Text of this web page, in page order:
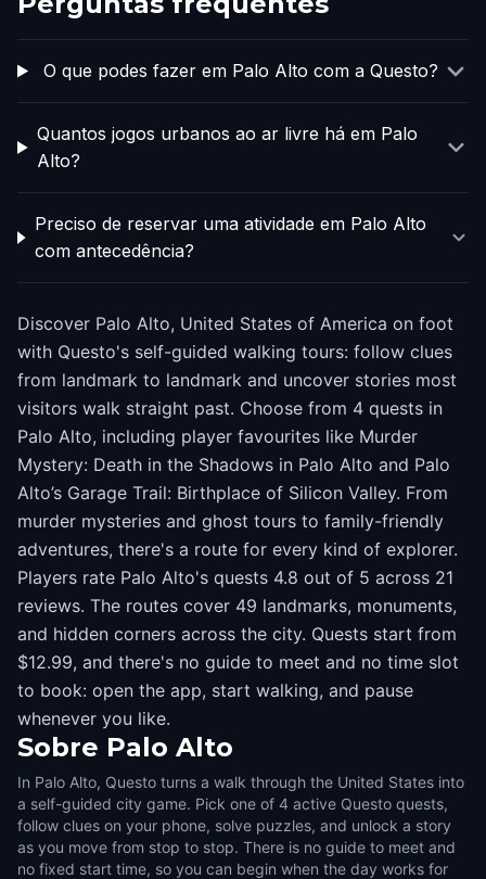
O que podes fazer em Palo Alto com a Questo?
Quantos jogos urbanos ao ar livre há em Palo
Alto?
Preciso de reservar uma atividade em Palo Alto
com antecedência?
Discover Palo Alto, United States of America on foot
with Questo's self-guided walking tours: follow clues
from landmark to landmark and uncover stories most
visitors walk straight past. Choose from 4 quests in
Palo Alto, including player favourites like Murder
Mystery: Death in the Shadows in Palo Alto and Palo
Alto’s Garage Trail: Birthplace of Silicon Valley. From
murder mysteries and ghost tours to family-friendly
adventures, there's a route for every kind of explorer.
Players rate Palo Alto's quests 4.8 out of 5 across 21
reviews. The routes cover 49 landmarks, monuments,
and hidden corners across the city. Quests start from
$12.99, and there's no guide to meet and no time slot
to book: open the app, start walking, and pause
whenever you like.
Sobre Palo Alto
In Palo Alto, Questo turns a walk through the United States into
a self-guided city game. Pick one of 4 active Questo quests,
follow clues on your phone, solve puzzles, and unlock a story
as you move from stop to stop. There is no guide to meet and
no fixed start time, so you can begin when the day works for